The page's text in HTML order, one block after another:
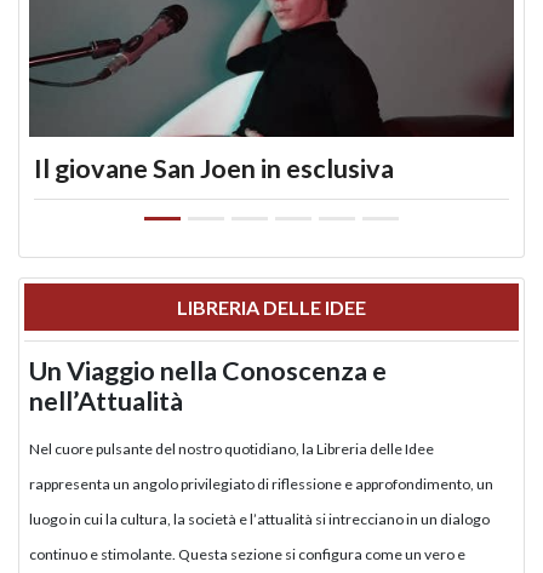
Il giovane San Joen in esclusiva
LIBRERIA DELLE IDEE
Un Viaggio nella Conoscenza e
nell’Attualità
Nel cuore pulsante del nostro quotidiano, la Libreria delle Idee
rappresenta un angolo privilegiato di riflessione e approfondimento, un
luogo in cui la cultura, la società e l’attualità si intrecciano in un dialogo
continuo e stimolante. Questa sezione si configura come un vero e